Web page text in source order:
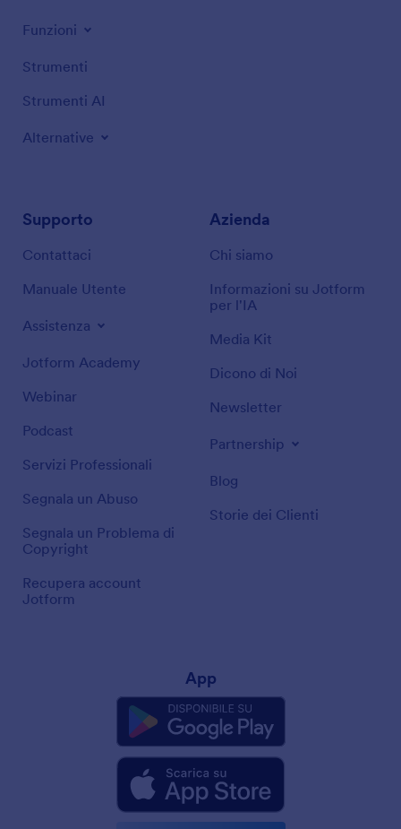
Funzioni
Strumenti
Strumenti AI
Alternative
Supporto
Contattaci
Manuale Utente
Assistenza
Jotform Academy
Webinar
Podcast
Servizi Professionali
Segnala un Abuso
Segnala un Problema di
Copyright
Recupera account
Jotform
Azienda
Chi siamo
Informazioni su Jotform
per l'IA
Media Kit
Dicono di Noi
Newsletter
Partnership
Blog
Storie dei Clienti
App